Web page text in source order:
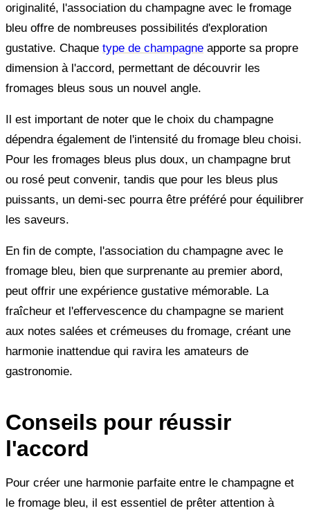
originalité, l'association du champagne avec le fromage
bleu offre de nombreuses possibilités d'exploration
gustative. Chaque type de champagne apporte sa propre
dimension à l'accord, permettant de découvrir les
fromages bleus sous un nouvel angle.
Il est important de noter que le choix du champagne
dépendra également de l'intensité du fromage bleu choisi.
Pour les fromages bleus plus doux, un champagne brut
ou rosé peut convenir, tandis que pour les bleus plus
puissants, un demi-sec pourra être préféré pour équilibrer
les saveurs.
En fin de compte, l'association du champagne avec le
fromage bleu, bien que surprenante au premier abord,
peut offrir une expérience gustative mémorable. La
fraîcheur et l'effervescence du champagne se marient
aux notes salées et crémeuses du fromage, créant une
harmonie inattendue qui ravira les amateurs de
gastronomie.
Conseils pour réussir
l'accord
Pour créer une harmonie parfaite entre le champagne et
le fromage bleu, il est essentiel de prêter attention à